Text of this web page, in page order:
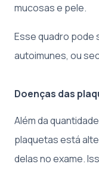
mucosas e pele.
Esse quadro pode
autoimunes, ou
Doenças das
Além da
plaquetas está
delas no exame.